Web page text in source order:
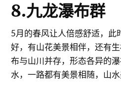
8.九龙瀑布群
5月的春风让人倍感舒适，此
好，有山花美景相伴，还有
布与山川并存，形态各异的
水，一路都有美景相随，山水